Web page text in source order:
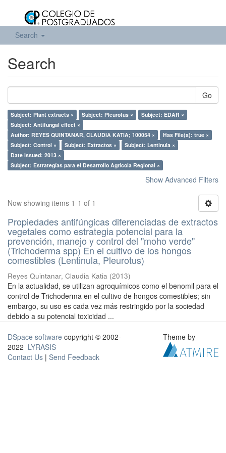
Search
Search
Go
Subject: Plant extracts × Subject: Pleurotus ×
Subject: EDAR ×
Subject: Antifungal effect ×
Author: REYES QUINTANAR, CLAUDIA KATIA; 100054 ×
Has File(s): true ×
Subject: Control ×
Subject: Extractos ×
Subject: Lentinula ×
Date issued: 2013 ×
Subject: Estrategías para el Desarrollo Agrícola Regional ×
Show Advanced Filters
Now showing items 1-1 of 1
Propiedades antifúngicas diferenciadas de extractos
vegetales como estrategia potencial para la
prevención, manejo y control del "moho verde"
(Trichoderma spp) En el cultivo de los hongos
comestibles (Lentinula, Pleurotus)
Reyes Quintanar, Claudia Katia (2013)
En la actualidad, se utilizan agroquímicos como el benomil para el
control de Trichoderma en el cultivo de hongos comestibles; sin
embargo, su uso es cada vez más restringido por la sociedad
debido a su potencial toxicidad ...
DSpace software copyright © 2002-
2022 LYRASIS
Contact Us | Send Feedback
Theme by